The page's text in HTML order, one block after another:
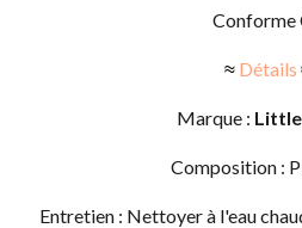
Conforme
≈ Détails
Marque :
Composition :
​​Entretien : Nettoyer à l'eau